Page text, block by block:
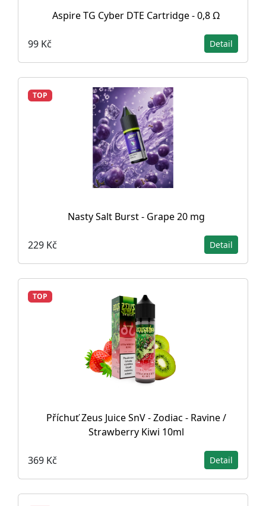
Aspire TG Cyber DTE Cartridge - 0,8 Ω
99 Kč Detail
TOP
Nasty Salt Burst - Grape 20 mg
229 Kč Detail
TOP
Příchuť Zeus Juice SnV - Zodiac - Ravine /
Strawberry Kiwi 10ml
369 Kč Detail